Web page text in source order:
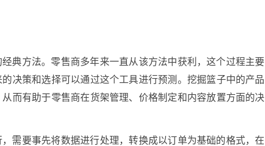
典方法。零售商多年来一直从该方法中获利，这个过程主要
决策和选择可以通过这个工具进行预测。挖掘篮子中的产品
而有助于零售商在货架管理、价格制定和内容放置方面的决
需要事先将数据进行处理，转换成以订单为基础的格式，在